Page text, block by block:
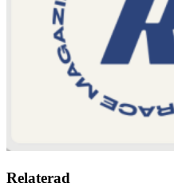
Relaterad